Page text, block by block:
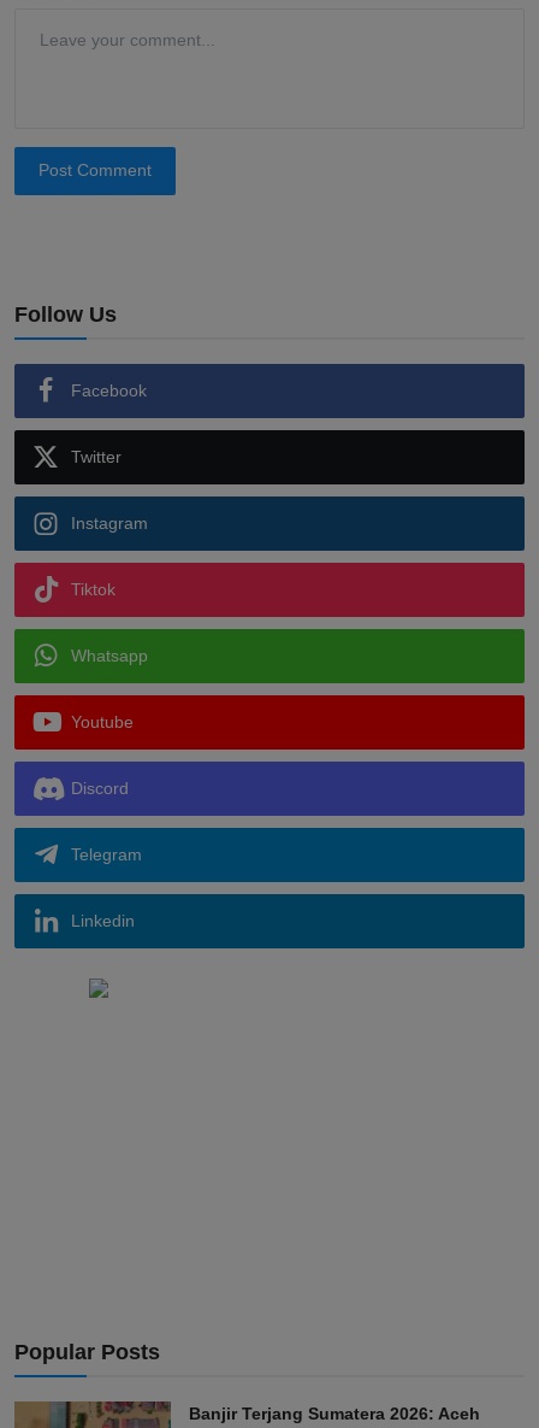
Post Comment
Follow Us
Facebook
Twitter
Instagram
Tiktok
Whatsapp
Youtube
Discord
Telegram
Linkedin
Popular Posts
Banjir Terjang Sumatera 2026: Aceh